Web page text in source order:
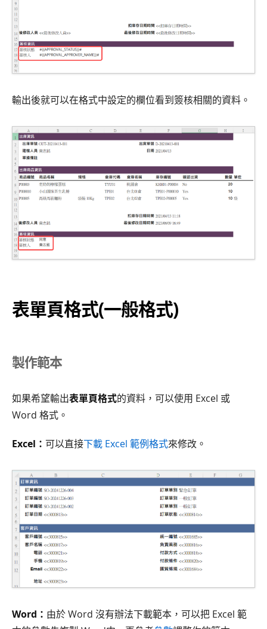
輸出後就可以在格式中設定的欄位看到簽核相關的資料。
表單頁格式(一般格式)
製作範本
如果希望輸出表單頁格式的資料，可以使用 Excel 或
Word 格式。
Excel： 可以直接下載 Excel 範例格式來修改。
Word： 由於 Word 沒有辦法下載範本，可以把 Excel 範